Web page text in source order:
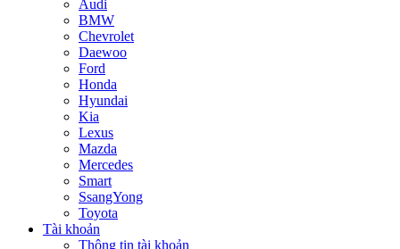
Audi
BMW
Chevrolet
Daewoo
Ford
Honda
Hyundai
Kia
Lexus
Mazda
Mercedes
Smart
SsangYong
Toyota
Tài khoản
Thông tin tài khoản